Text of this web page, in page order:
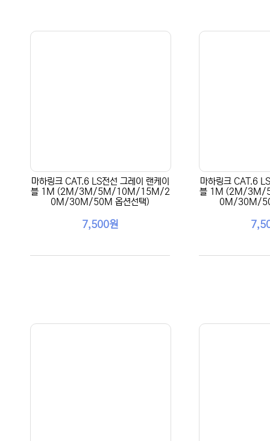
마하링크 CAT.6 LS전선 그레이 랜케이
블 1M (2M/3M/5M/10M/15M/2
0M/30M/50M 옵션선택)
7,500원
마하링크 CAT.6
블 1M (2M/
0M/30M/